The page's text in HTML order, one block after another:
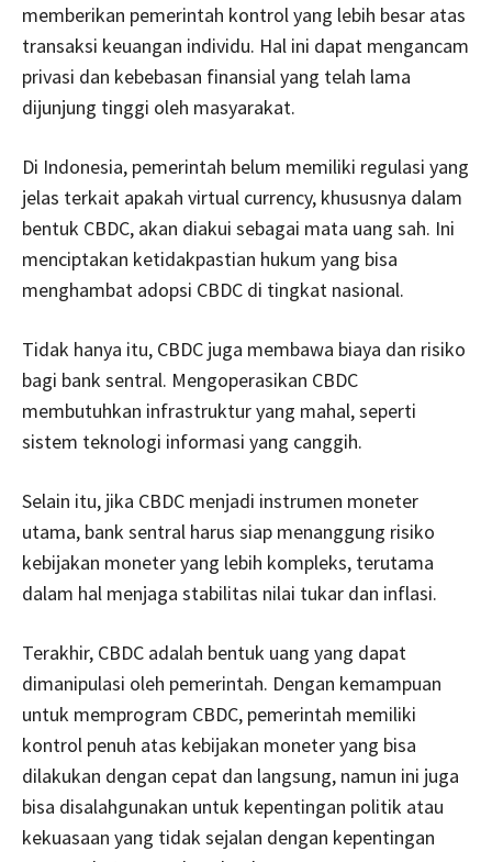
memberikan pemerintah kontrol yang lebih besar atas
transaksi keuangan individu. Hal ini dapat mengancam
privasi dan kebebasan finansial yang telah lama
dijunjung tinggi oleh masyarakat.
Di Indonesia, pemerintah belum memiliki regulasi yang
jelas terkait apakah virtual currency, khususnya dalam
bentuk CBDC, akan diakui sebagai mata uang sah. Ini
menciptakan ketidakpastian hukum yang bisa
menghambat adopsi CBDC di tingkat nasional.
Tidak hanya itu, CBDC juga membawa biaya dan risiko
bagi bank sentral. Mengoperasikan CBDC
membutuhkan infrastruktur yang mahal, seperti
sistem teknologi informasi yang canggih.
Selain itu, jika CBDC menjadi instrumen moneter
utama, bank sentral harus siap menanggung risiko
kebijakan moneter yang lebih kompleks, terutama
dalam hal menjaga stabilitas nilai tukar dan inflasi.
Terakhir, CBDC adalah bentuk uang yang dapat
dimanipulasi oleh pemerintah. Dengan kemampuan
untuk memprogram CBDC, pemerintah memiliki
kontrol penuh atas kebijakan moneter yang bisa
dilakukan dengan cepat dan langsung, namun ini juga
bisa disalahgunakan untuk kepentingan politik atau
kekuasaan yang tidak sejalan dengan kepentingan